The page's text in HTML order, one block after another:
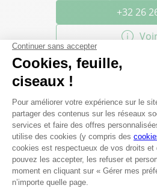
+32 26
Les questions les
Proposez-vous un service
Ingelmunster ?
Est-il possible de faire des
magasin ?